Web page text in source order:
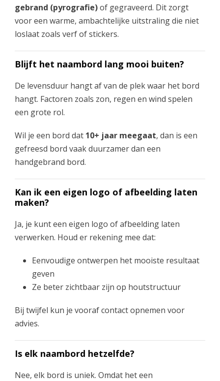
gebrand (pyrografie)of gegraveerd. Dit zorgt
voor een warme, ambachtelijke uitstraling die niet
loslaat zoals verf of stickers.
Blijft het naambord lang mooi buiten?
De levensduur hangt af van de plek waar het bord
hangt. Factoren zoals zon, regen en wind spelen
een grote rol.
Wil je een bord dat 10+ jaar meegaat, dan is een
gefreesd bord vaak duurzamer dan een
handgebrand bord.
Kan ik een eigen logo of afbeelding laten
maken?
Ja, je kunt een eigen logo of afbeelding laten
verwerken. Houd er rekening mee dat:
Eenvoudige ontwerpen het mooiste resultaat
geven
Ze beter zichtbaar zijn op houtstructuur
Bij twijfel kun je vooraf contact opnemen voor
advies.
Is elk naambord hetzelfde?
Nee, elk bord is uniek. Omdat het een